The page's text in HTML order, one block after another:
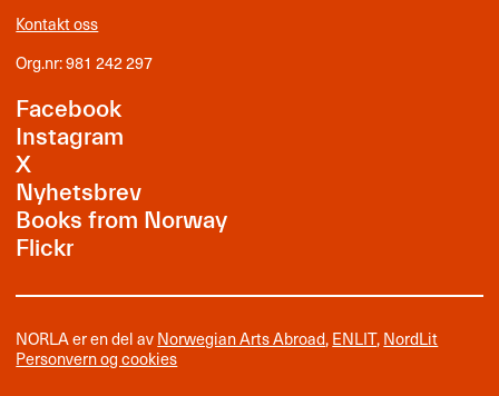
Kontakt oss
Org.nr: 981 242 297
Facebook
Instagram
X
Nyhetsbrev
Books from Norway
Flickr
NORLA er en del avNorwegian Arts Abroad,ENLIT,NordLit
Personvern og cookies